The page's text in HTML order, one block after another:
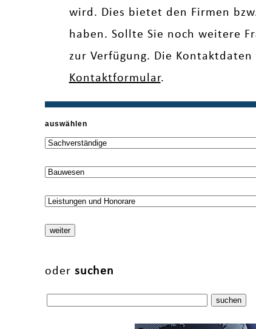
wird. Dies bietet den Firmen
haben. Sollte Sie noch weitere
zur Verfügung. Die
Kontaktformular.
auswählen
oder suchen